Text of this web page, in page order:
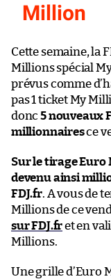
Million
Cette semaine, la
Millions spécial
prévus comme
pas 1 ticket My
donc5 nouveaux
millionnairesce
Sur le tirage Euro
devenu ainsi
FDJ.fr. A vous de
Millions de ce
sur FDJ.fret en
Millions.
Une grille d’Euro